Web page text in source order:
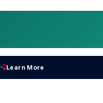
Learn More